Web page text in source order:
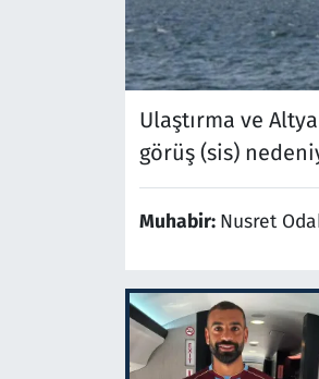
Ulaştırma ve
görüş (sis)
Muhabir: Nusret